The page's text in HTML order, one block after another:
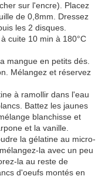
sur l'encre). Placez
de 0,8mm. Dressez
les 2 disques.
cuite 10 min à 180°C
mangue en petits dés.
Mélangez et réservez
à ramollir dans l'eau
Battez les jaunes
blanchisse et
et la vanille.
la gélatine au micro-
la avec un peu
la au reste de
d'oeufs montés en